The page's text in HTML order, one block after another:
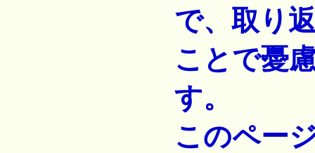
で、取り
ことで憂
す。
このペー